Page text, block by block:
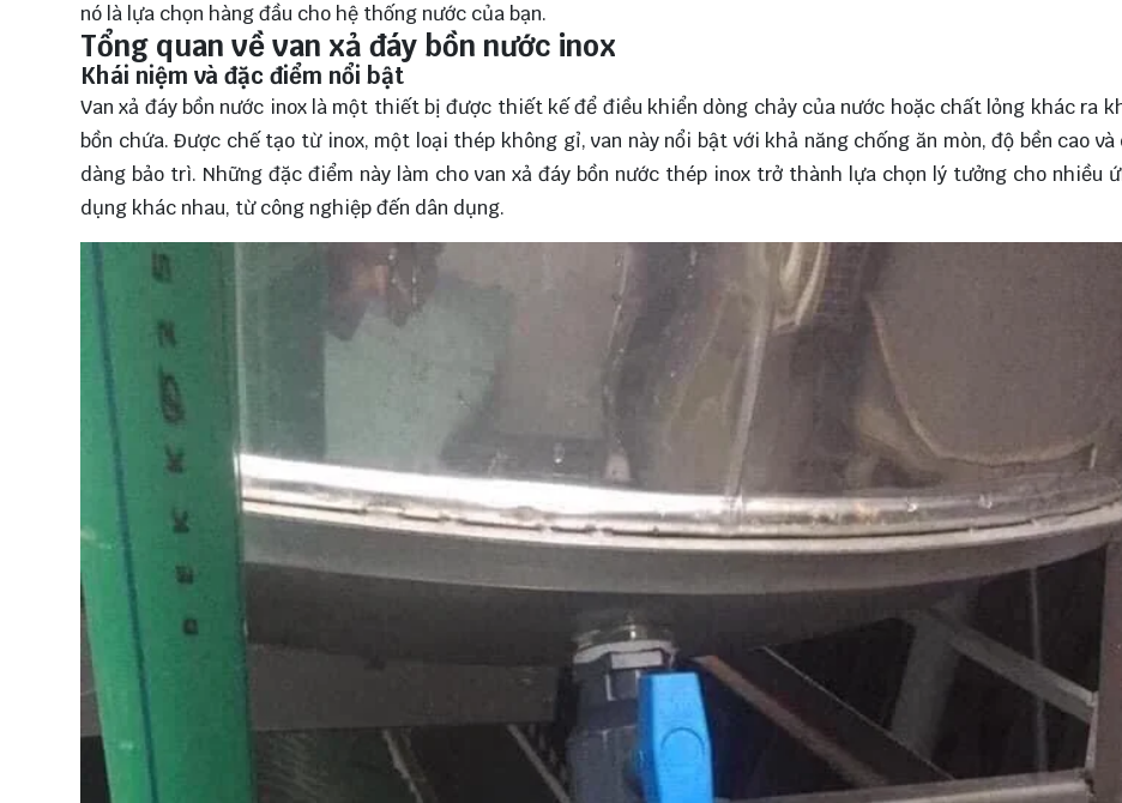
nó là lựa chọn hàng đầu cho hệ thống nước của bạn.
Tổng quan về van xả đáy bồn nước inox
Khái niệm và đặc điểm nổi bật
Van xả đáy bồn nước inox là một thiết bị được thiết kế để điều khiển dòng chảy của nước hoặc chất lỏng khác ra
bồn chứa. Được chế tạo từ inox, một loại thép không gỉ, van này nổi bật với khả năng chống ăn mòn, độ bền cao và
dàng bảo trì. Những đặc điểm này làm cho van xả đáy bồn nước thép inox trở thành lựa chọn lý tưởng cho nhiều
dụng khác nhau, từ công nghiệp đến dân dụng.